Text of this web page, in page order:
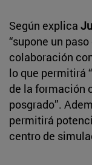
Según explica
“supone un
colaboración
lo que permitirá
de la formación
posgrado”.
permitirá
centro de